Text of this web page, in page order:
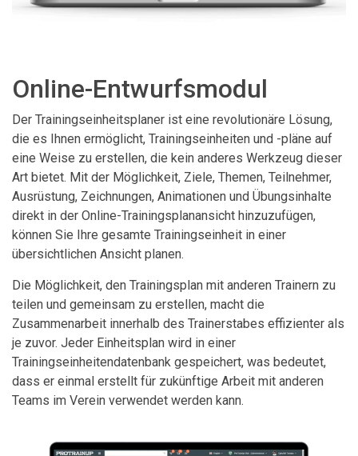
Online-Entwurfsmodul
Der Trainingseinheitsplaner ist eine revolutionäre Lösung,
die es Ihnen ermöglicht, Trainingseinheiten und -pläne auf
eine Weise zu erstellen, die kein anderes Werkzeug dieser
Art bietet. Mit der Möglichkeit, Ziele, Themen, Teilnehmer,
Ausrüstung, Zeichnungen, Animationen und Übungsinhalte
direkt in der Online-Trainingsplanansicht hinzuzufügen,
können Sie Ihre gesamte Trainingseinheit in einer
übersichtlichen Ansicht planen.
Die Möglichkeit, den Trainingsplan mit anderen Trainern zu
teilen und gemeinsam zu erstellen, macht die
Zusammenarbeit innerhalb des Trainerstabes effizienter als
je zuvor. Jeder Einheitsplan wird in einer
Trainingseinheitendatenbank gespeichert, was bedeutet,
dass er einmal erstellt für zukünftige Arbeit mit anderen
Teams im Verein verwendet werden kann.